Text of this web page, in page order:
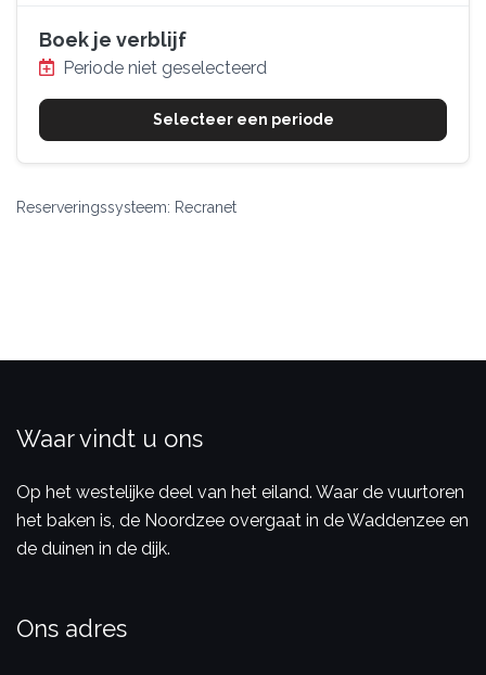
Boek je verblijf
Periode niet geselecteerd
Selecteer een periode
Reserveringssysteem: Recranet
Waar vindt u ons
Op het westelijke deel van het eiland. Waar de vuurtoren
het baken is, de Noordzee overgaat in de Waddenzee en
de duinen in de dijk.
Ons adres